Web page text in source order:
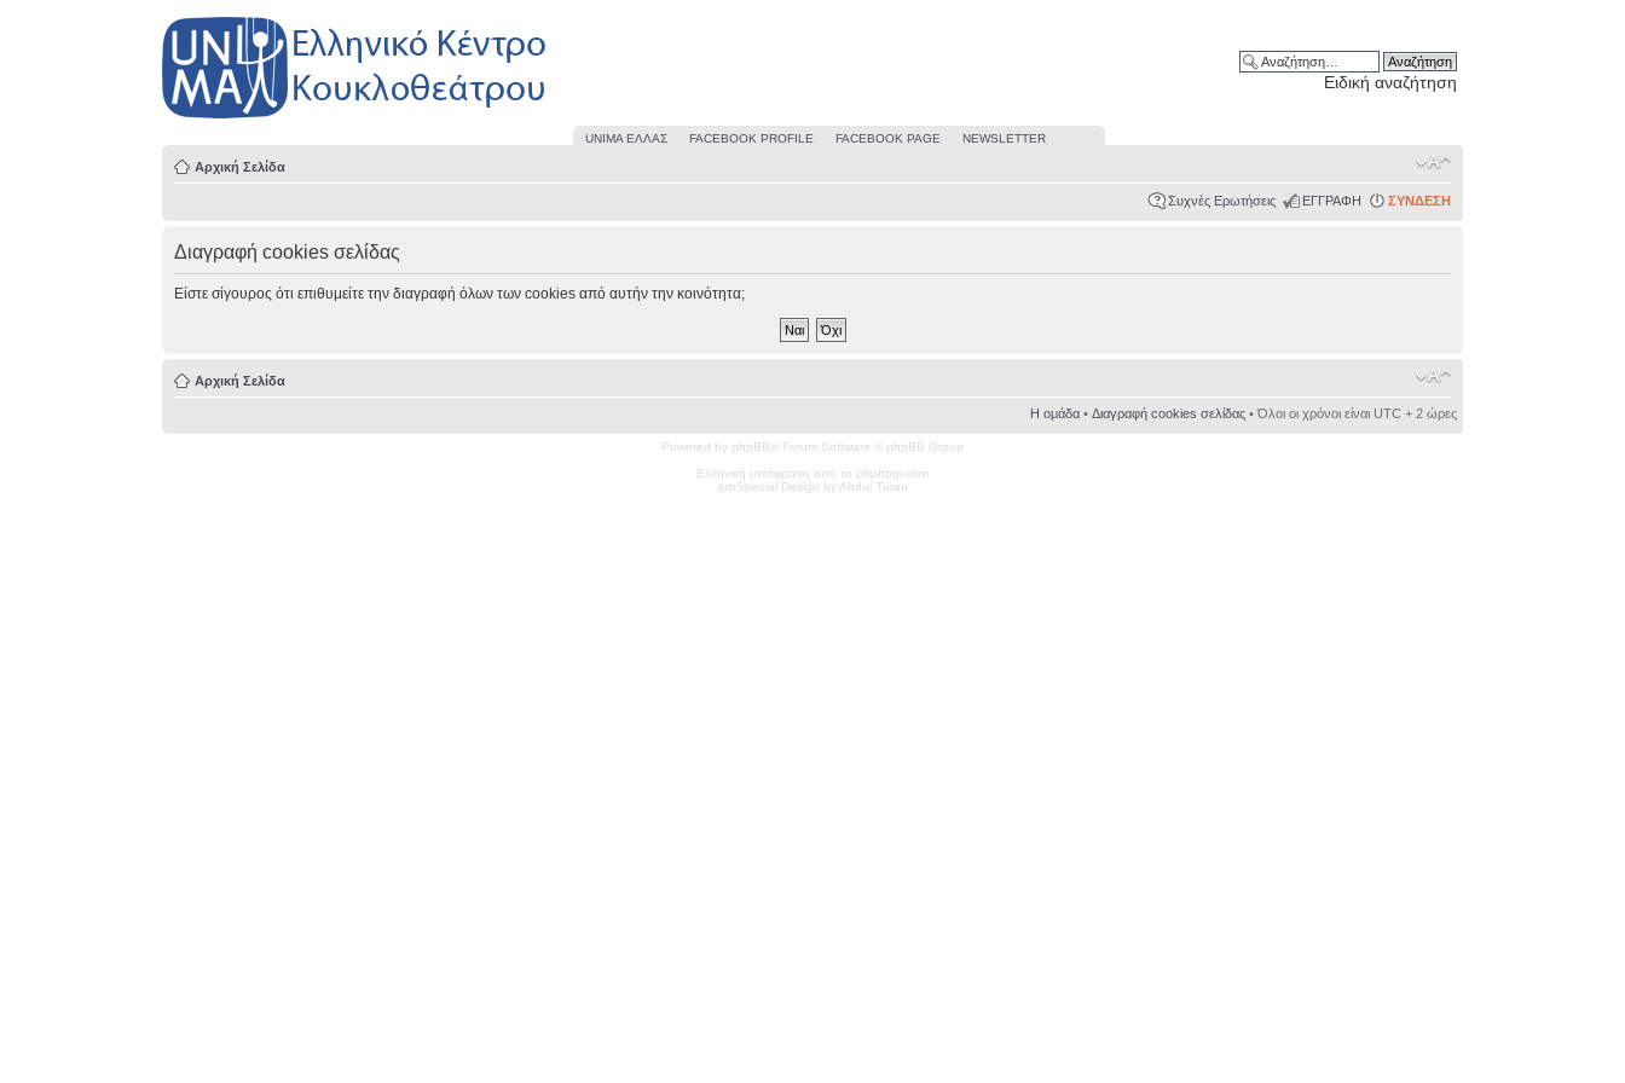
Ειδική αναζήτηση
UΝΙΜΑ ΕΛΛΑΣ FACEBOOK PROFILE FACEBOOK PAGE NEWSLETTER
Αρχική Σελίδα
Συχνές Ερωτήσεις ΕΓΓΡΑΦΗ ΣΥΝΔΕΣΗ
Διαγραφή cookies σελίδας
Είστε σίγουρος ότι επιθυμείτε την διαγραφή όλων των cookies από αυτήν την κοινότητα;
Αρχική Σελίδα
Η ομάδα• Διαγραφή cookies σελίδας• Όλοι οι χρόνοι είναι UTC + 2 ώρες
Powered by phpBB® Forum Software © phpBB Group
Ελληνική μετάφραση από το phpbbgr.com
proSpecial Design by Abdul Turan